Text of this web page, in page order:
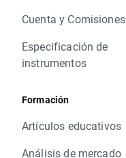
Cuenta y Comisiones
Especificación de
instrumentos
Formación
Artículos educativos
Análisis de mercado